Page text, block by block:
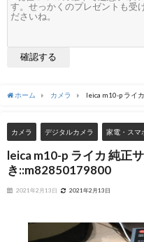
ホーム カメラ
leica m10-p ライ
カメラ デジタルカメラ 家電・スマ
leica m10-p ライカ 純正
き::m82850179800
2021年2月13日 2021年2月13日